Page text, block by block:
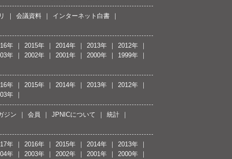
会議資料
インターネット白書
年 2015年 2014年 2013年
2012年
年 2002年 2001年 2000年
1999年
年 2015年 2014年 2013年
2012年
年
ジン 会員 JPNICについて
統計
年 2016年 2015年 2014年
2013年
年 2003年 2002年 2001年 2000年